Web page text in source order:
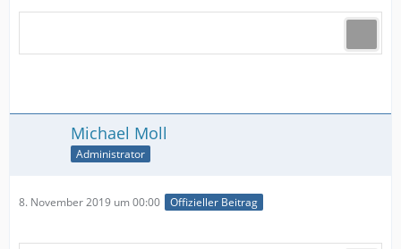
Michael Moll
Administrator
8. November 2019 um 00:00 Offizieller Beitrag